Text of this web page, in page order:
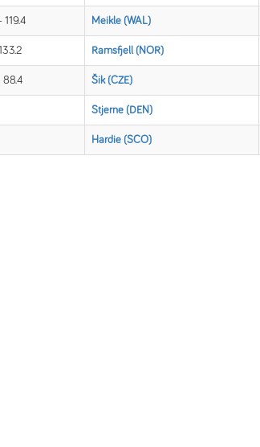
119.4 Meikle (WAL)
Ramsfjell (NOR)
88.4 Šik (CZE)
Stjerne (DEN)
Hardie (SCO)